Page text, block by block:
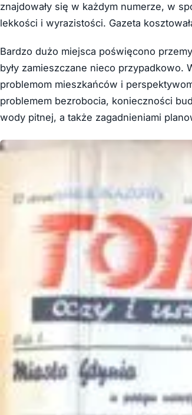
znajdowały się w każdym numerze, w
lekkości i wyrazistości. Gazeta
Bardzo dużo miejsca poświęcono
były zamieszczane nieco przypadkowo.
problemom mieszkańców i
problemem bezrobocia, konieczności
wody pitnej, a także zagadnieniami